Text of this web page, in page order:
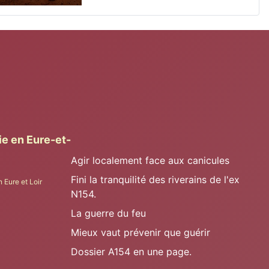
en Eure-et-
Eure et Loir
Agir localement face aux canicules
Fini la tranquilité des riverains de l'ex
N154.
La guerre du feu
Mieux vaut prévenir que guérir
Dossier A154 en une page.